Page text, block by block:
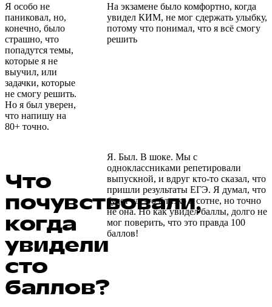
Я особо не
паниковал, но,
конечно, было
страшно, что
попадутся темы,
которые я не
выучил, или
задачки, которые
не смогу решить.
Но я был уверен,
что напишу на
80+ точно.
На экзамене было комфортно, когда
увидел КИМ, не мог сдержать улыбку,
потому что понимал, что я всё смогу
решить
Что
почувствовали,
когда
увидели
сто
баллов?
Я. Был. В шоке. Мы с
одноклассниками репетировали
выпускной, и вдруг кто-то сказал, что
пришли результаты ЕГЭ. Я думал, что
будет где-то близко к сотне, но точно
не она. Но как увидел баллы, долго не
мог поверить, что это правда 100
баллов!